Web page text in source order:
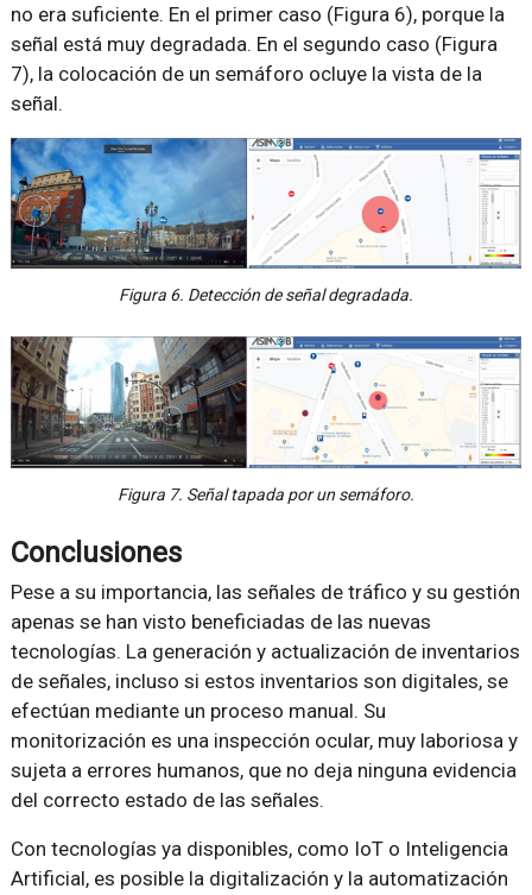
no era suficiente. En el primer caso (Figura 6), porque la
señal está muy degradada. En el segundo caso (Figura
7), la colocación de un semáforo ocluye la vista de la
señal.
Figura 6. Detección de señal degradada.
Figura 7. Señal tapada por un semáforo.
Conclusiones
Pese a su importancia, las señales de tráfico y su gestión
apenas se han visto beneficiadas de las nuevas
tecnologías. La generación y actualización de inventarios
de señales, incluso si estos inventarios son digitales, se
efectúan mediante un proceso manual. Su
monitorización es una inspección ocular, muy laboriosa y
sujeta a errores humanos, que no deja ninguna evidencia
del correcto estado de las señales.
Con tecnologías ya disponibles, como IoT o Inteligencia
Artificial, es posible la digitalización y la automatización